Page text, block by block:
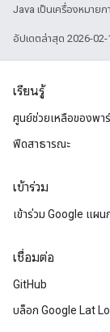
Java เป็นเครื่องหมาย
อัปเดตล่าสุด 2026-02-
เรียนรู้
ศูนย์ช่วยเหลือของพา
ฟีดสาธารณะ
เข้าร่วม
เข้าร่วม Google แผน
เชื่อมต่อ
GitHub
บล็อก Google Lat